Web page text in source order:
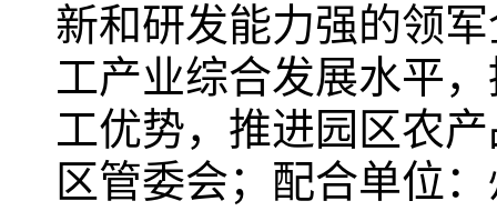
新和研发能力强的领
工产业综合发展水平
工优势，推进园区农
区管委会；配合单位